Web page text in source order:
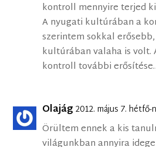
kontroll mennyire terjed
A nyugati kultúrában a
szerintem sokkal
kultúrában valaha is volt.
kontroll további
Olajág 2012. május 7.
Örültem ennek a kis